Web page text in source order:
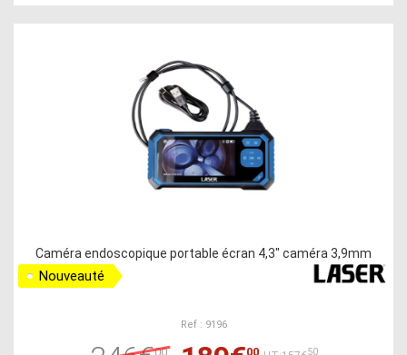
Caméra endoscopique portable écran 4,3" caméra 3,9mm
Nouveauté
Ref : 9196
00 00 50